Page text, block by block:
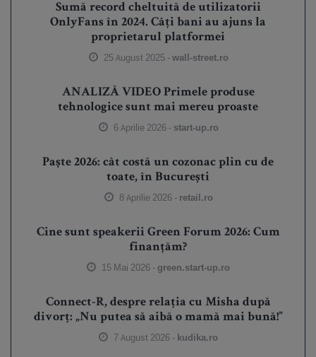
Sumă record cheltuită de utilizatorii
OnlyFans în 2024. Câți bani au ajuns la
proprietarul platformei
25 August 2025 -wall-street.ro
ANALIZĂ VIDEO Primele produse
tehnologice sunt mai mereu proaste
6 Aprilie 2026 - start-up.ro
Paște 2026: cât costă un cozonac plin cu de
toate, în București
8 Aprilie 2026 - retail.ro
Cine sunt speakerii Green Forum 2026: Cum
finanțăm?
15 Mai 2026 - green.start-up.ro
Connect-R, despre relația cu Misha după
divorț: „Nu putea să aibă o mamă mai bună!”
7 August 2026 - kudika.ro